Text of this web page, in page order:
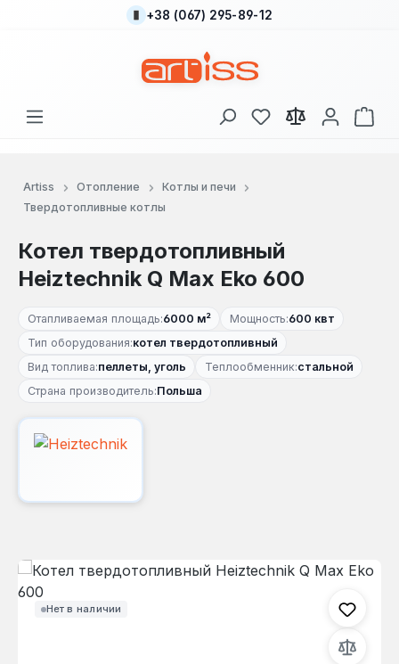
Перейти к основному содержанию
+38 (067) 295-89-12
У вас есть товары
В
Artiss Отопление
Котлы и печи
Твердотопливные котлы
Котел твердотопливный
Heiztechnik Q Max Eko 600
Отапливаемая площадь:6000 м² Мощность:600 квт
Тип оборудования:котел твердотопливный
Вид топлива:пеллеты, уголь Теплообменник:стальной
Страна производитель:Польша
Нет в наличии
Пропустить галерею изображений